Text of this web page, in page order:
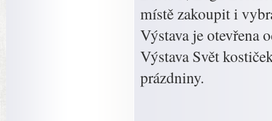
místě zakoupit i
Výstava je otevřena
Výstava Svět
prázdniny.